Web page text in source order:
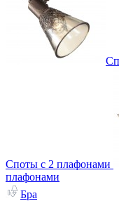
Споты с 2 плафонами
плафонами
Бра